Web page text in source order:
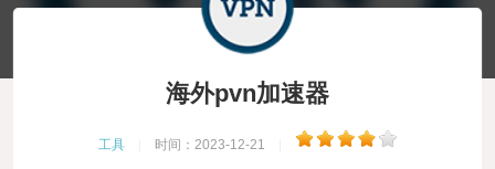
海外pvn加速器
工具 时间：2023-12-21